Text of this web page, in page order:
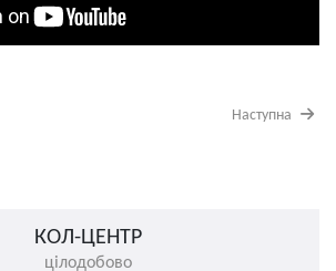
Наступна
КОЛ-ЦЕНТР
цілодобово